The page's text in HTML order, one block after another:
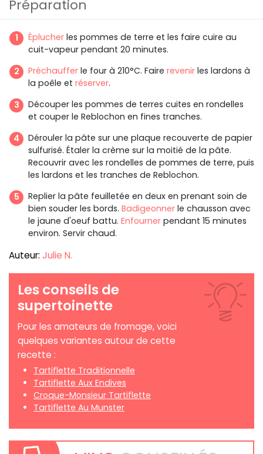
Préparation
Éplucher les pommes de terre et les faire cuire au
cuit-vapeur pendant 20 minutes.
Préchauffer le four à 210°C. Faire revenir les lardons à
la poêle et réserver.
Découper les pommes de terres cuites en rondelles
et couper le Reblochon en fines tranches.
Dérouler la pâte sur une plaque recouverte de papier
sulfurisé. Étaler la crème sur la moitié de la pâte.
Recouvrir avec les rondelles de pommes de terre, puis
les lardons et les tranches de Reblochon.
Replier la pâte feuilletée en deux en prenant soin de
bien souder les bords. Badigeonner le chausson avec
le jaune d'oeuf battu. Enfourner pendant 15 minutes
environ. Servir chaud.
Auteur: Julie N.
Les conseils de
supertoinette
Pour les amateurs de fromage, voici
quelques variantes autour de cette
recette :
Tartiflette Traditionnelle
Tartiflette Aux Endives
Croque-Monsieur Tartiflette
Tartiflette Au Munster